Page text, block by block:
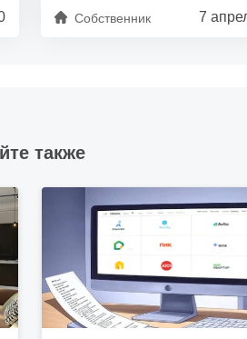
Собственник 7
также